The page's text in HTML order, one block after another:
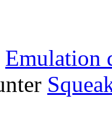
Emulation